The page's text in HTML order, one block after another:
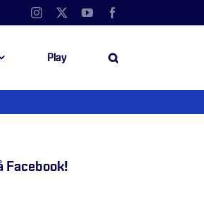
Instagram YouTube
Play
Facebook!